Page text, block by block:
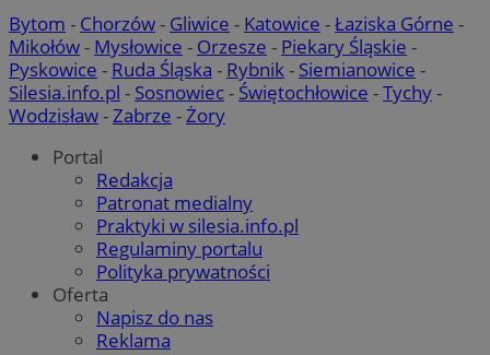
Bytom - Chorzów- Gliwice - Katowice -Łaziska Górne -
Mikołów- Mysłowice - Orzesze - Piekary Śląskie -
Pyskowice - Ruda Śląska - Rybnik- Siemianowice -
Silesia.info.pl - Sosnowiec- Świętochłowice -Tychy-
Wodzisław-Zabrze -Żory
Portal
Redakcja
Patronat medialny
Praktyki w silesia.info.pl
Regulaminy portalu
Polityka prywatności
Oferta
Napisz do nas
Reklama